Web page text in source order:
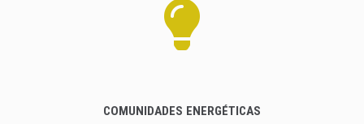
COMUNIDADES ENERGÉTICAS